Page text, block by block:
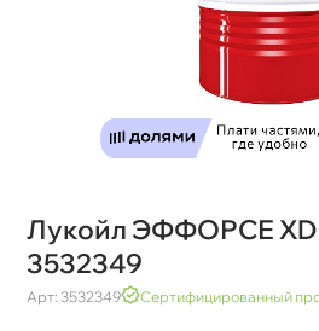
Лукойл ЭФФОРСЕ
3532349
Арт: 3532349 Сертифицированный